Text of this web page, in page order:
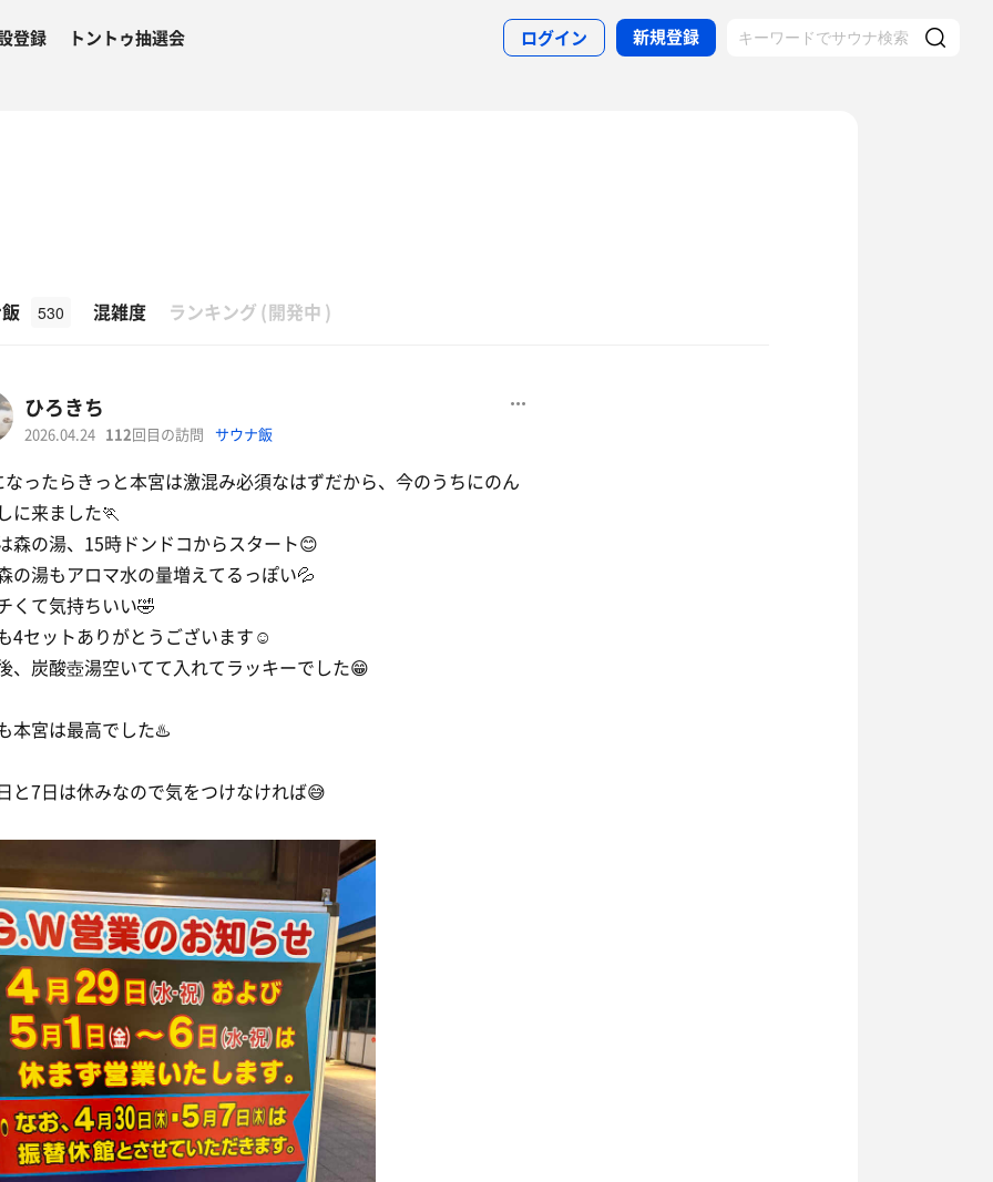
登録 トントゥ抽選会 ログイン 新規登録
530 混雑度 ランキング (開発中 )
ひろきち
2026.04.24 112回目の訪問 サウナ飯
なったらきっと本宮は激混み必須なはずだから、今のうちにのん
に来ました🏃
森の湯、15時ドンドコからスタート😊
の湯もアロマ水の量増えてるっぽい💦
くて気持ちいい🤣
4セットありがとうございます☺️
、炭酸壺湯空いてて入れてラッキーでした😁
本宮は最高でした♨️
と7日は休みなので気をつけなければ😅